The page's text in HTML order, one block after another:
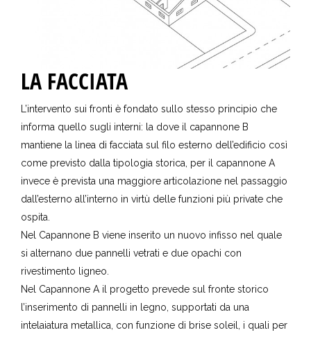
LA FACCIATA
L’intervento sui fronti è fondato sullo stesso principio che
informa quello sugli interni: la dove il capannone B
mantiene la linea di facciata sul filo esterno dell’edificio così
come previsto dalla tipologia storica, per il capannone A
invece è prevista una maggiore articolazione nel passaggio
dall’esterno all’interno in virtù delle funzioni più private che
ospita.
Nel Capannone B viene inserito un nuovo infisso nel quale
si alternano due pannelli vetrati e due opachi con
rivestimento ligneo.
Nel Capannone A il progetto prevede sul fronte storico
l’inserimento di pannelli in legno, supportati da una
intelaiatura metallica, con funzione di brise soleil, i quali per